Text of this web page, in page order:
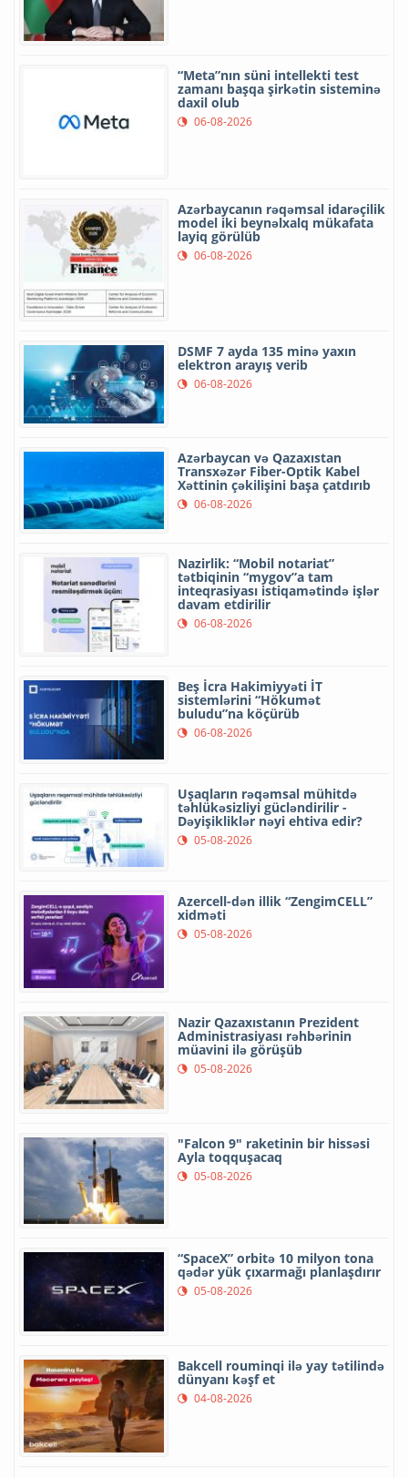
“Meta”nın süni intellekti test
zamanı başqa şirkətin sisteminə
daxil olub
06-08-2026
Azərbaycanın rəqəmsal idarəçilik
model iki beynəlxalq mükafata
layiq görülüb
06-08-2026
DSMF 7 ayda 135 minə yaxın
elektron arayış verib
06-08-2026
Azərbaycan və Qazaxıstan
Transxəzər Fiber-Optik Kabel
Xəttinin çəkilişini başa çatdırıb
06-08-2026
Nazirlik: “Mobil notariat”
tətbiqinin “mygov”a tam
inteqrasiyası istiqamətində işlər
davam etdirilir
06-08-2026
Beş İcra Hakimiyyəti İT
sistemlərini “Hökumət
buludu”na köçürüb
06-08-2026
Uşaqların rəqəmsal mühitdə
təhlükəsizliyi gücləndirilir -
Dəyişikliklər nəyi ehtiva edir?
05-08-2026
Azercell-dən illik “ZengimCELL”
xidməti
05-08-2026
Nazir Qazaxıstanın Prezident
Administrasiyası rəhbərinin
müavini ilə görüşüb
05-08-2026
"Falcon 9" raketinin bir hissəsi
Ayla toqquşacaq
05-08-2026
“SpaceX” orbitə 10 milyon tona
qədər yük çıxarmağı planlaşdırır
05-08-2026
Bakcell rouminqi ilə yay tətilində
dünyanı kəşf et
04-08-2026